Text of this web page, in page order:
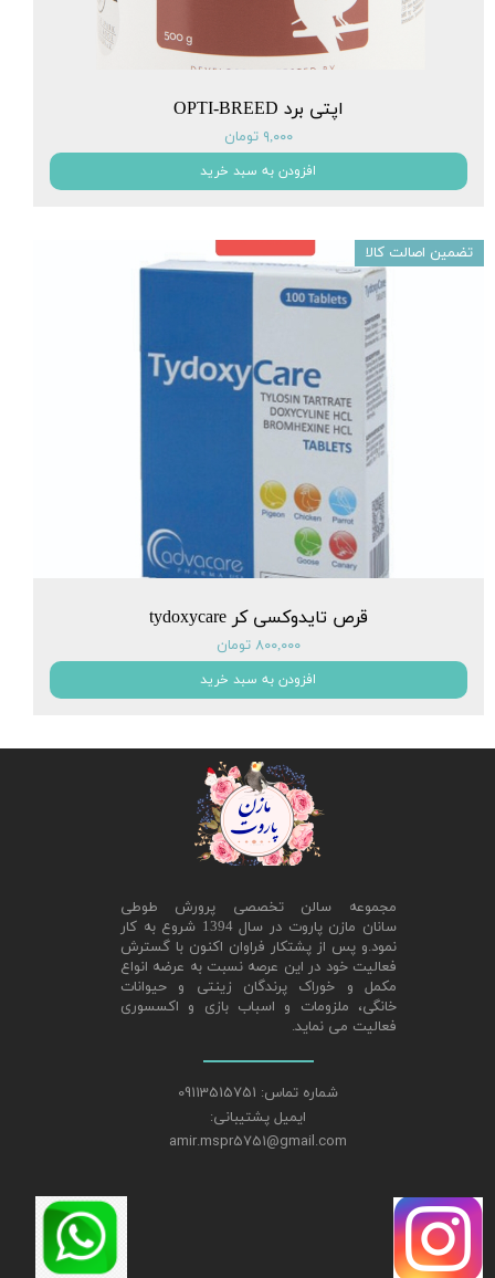
اپتی برد OPTI-BREED
۹,۰۰۰ تومان
افزودن به سبد خرید
قرص تایدوکسی کر tydoxycare
۸۰۰,۰۰۰ تومان
افزودن به سبد خرید
تضمین اصالت کالا
مجموعه سالن تخصصی پرورش طوطی
سانان مازن پاروت در سال 1394 شروع به کار
نمود.و پس از پشتکار فراوان اکنون با گسترش
فعالیت خود در این عرصه نسبت به عرضه انواع
مکمل و خوراک پرندگان زینتی و حیوانات
خانگی، ملزومات و اسباب بازی و اکسسوری
فعالیت می نماید.
شماره تماس: 09113515751
ایمیل پشتیبانی:
amir.mspr5751@gmail.com